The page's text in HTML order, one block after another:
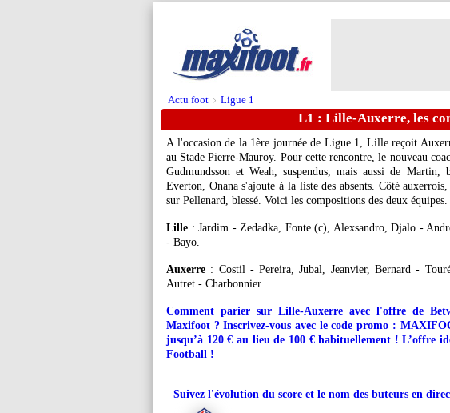
Actu foot > Ligue 1
L1 : Lille-Auxerre, les
A l'occasion de la 1ère journée de Ligue 1, Lille reçoit
au Stade Pierre-Mauroy. Pour cette rencontre, le nouveau
Gudmundsson et Weah, suspendus, mais aussi de Martin,
Everton, Onana s'ajoute à la liste des absents. Côté
sur Pellenard, blessé. Voici les compositions des deux équipes.
Lille : Jardim - Zedadka, Fonte (c), Alexsandro, Djalo -
- Bayo.
Auxerre : Costil - Pereira, Jubal, Jeanvier, Bernard -
Autret - Charbonnier.
Comment parier sur Lille-Auxerre avec l'offre de
Maxifoot ? Inscrivez-vous avec le code promo :
jusqu’à 120 € au lieu de 100 € habituellement ! L’offre
Football !
Suivez l'évolution du score et le nom des buteurs en